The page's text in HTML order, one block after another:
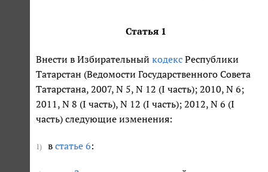
Статья 1
Внести в Избирательный кодекс Республики
Татарстан (Ведомости Государственного Совета
Татарстана, 2007, N 5, N 12 (I часть); 2010, N 6;
2011, N 8 (I часть), N 12 (I часть); 2012, N 6 (I
часть) следующие изменения:
1) в статье 6: